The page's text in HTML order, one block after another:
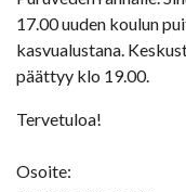
17.00 uuden koulun
kasvualustana.
päättyy klo 19.00.
Tervetuloa!
Osoite: